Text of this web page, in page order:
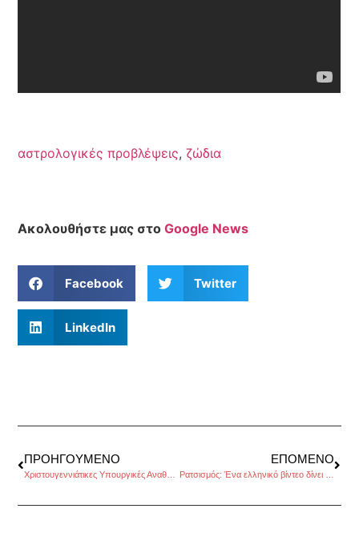
αστρολογικές προβλέψεις,ζώδια
Ακολουθήστε μας στοGoogle News
Facebook Twitter
LinkedIn
ΠΡΟΗΓΟΎΜΕΝΟ ΕΠΌΜΕΝΟ